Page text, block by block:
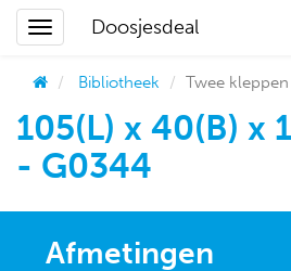
Doosjesdeal
Bibliotheek Twee kleppen
105(L) x 40(B) x
- G0344
Afmetingen